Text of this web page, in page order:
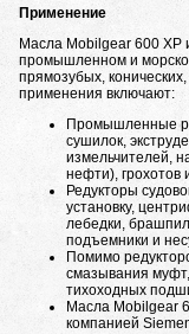
Применение
Масла Mobilgear 600 XP
промышленном и
прямозубых,
применения включают:
Промышленные
сушилок,
измельчителей,
нефти), грохотов
Редукторы
установку,
лебедки,
подъемники и
Помимо
смазывания
тихоходных
Масла Mobilgear
компанией